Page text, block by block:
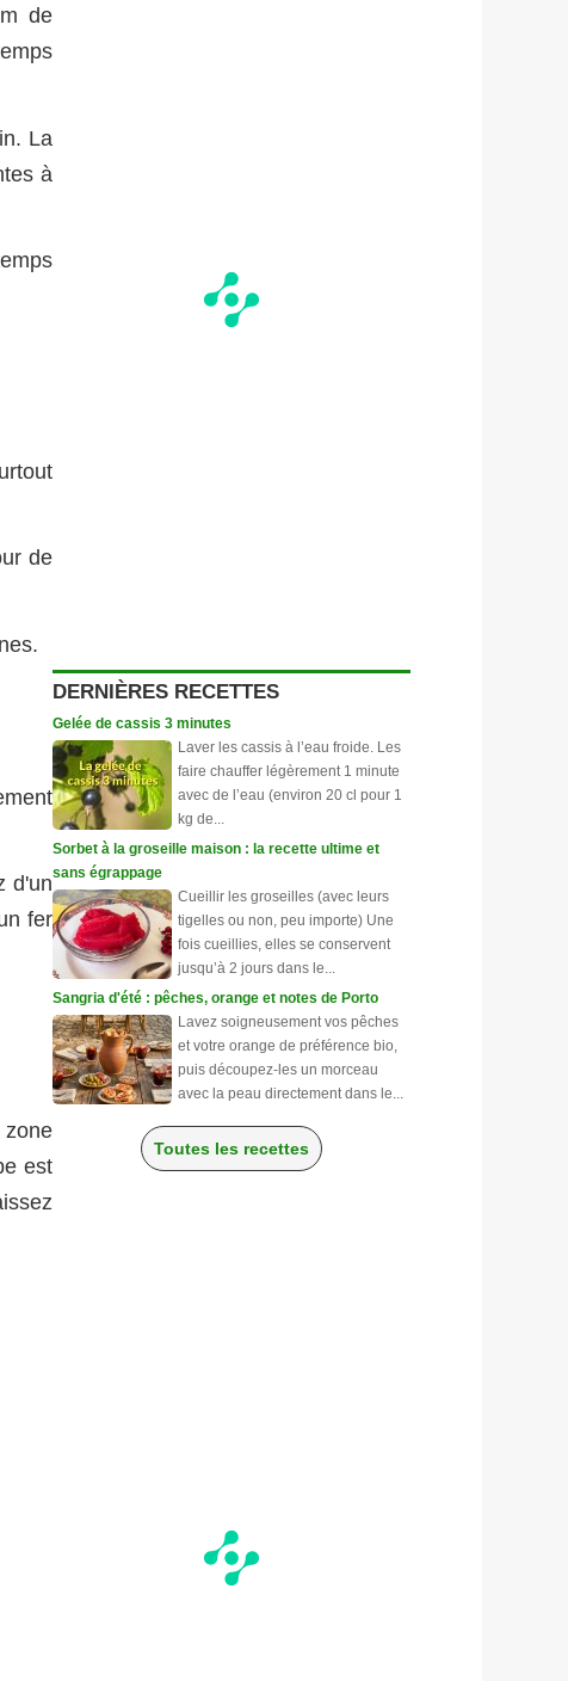
de
La
à
de
d'un
fer
zone
est
DERNIÈRES RECETTES
Gelée de cassis 3 minutes
Laver les cassis à l’eau froide. Les
faire chauffer légèrement 1 minute
avec de l’eau (environ 20 cl pour 1
kg de...
Sorbet à la groseille maison : la recette ultime et
sans égrappage
Cueillir les groseilles (avec leurs
tigelles ou non, peu importe) Une
fois cueillies, elles se conservent
jusqu’à 2 jours dans le...
Sangria d'été : pêches, orange et notes de Porto
Lavez soigneusement vos pêches
et votre orange de préférence bio,
puis découpez-les un morceau
avec la peau directement dans le...
Toutes les recettes